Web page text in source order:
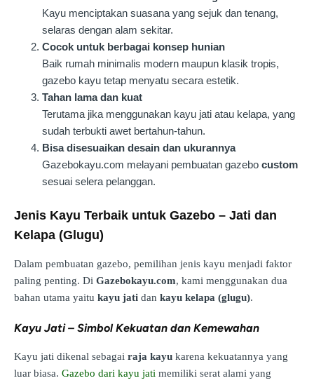
Kayu menciptakan suasana yang sejuk dan tenang,
selaras dengan alam sekitar.
Cocok untuk berbagai konsep hunian
Baik rumah minimalis modern maupun klasik tropis,
gazebo kayu tetap menyatu secara estetik.
Tahan lama dan kuat
Terutama jika menggunakan kayu jati atau kelapa, yang
sudah terbukti awet bertahun-tahun.
Bisa disesuaikan desain dan ukurannya
Gazebokayu.com melayani pembuatan gazebo custom
sesuai selera pelanggan.
Jenis Kayu Terbaik untuk Gazebo – Jati dan
Kelapa (Glugu)
Dalam pembuatan gazebo, pemilihan jenis kayu menjadi faktor
paling penting. Di Gazebokayu.com, kami menggunakan dua
bahan utama yaitu kayu jati dan kayu kelapa (glugu).
Kayu Jati – Simbol Kekuatan dan Kemewahan
Kayu jati dikenal sebagai raja kayu karena kekuatannya yang
luar biasa. Gazebo dari kayu jati memiliki serat alami yang